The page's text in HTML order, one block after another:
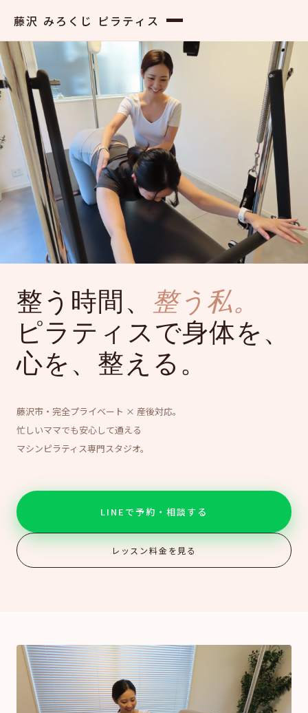
藤沢 みろくじ ピラティス
FUJISAWA MIROKUJI PILATES STUDIO
整う時間、 整う私。
ピラティスで身体を、
心を、整える。
藤沢市・完全プライベート × 産後対応。
忙しいママでも安心して通える
マシンピラティス専門スタジオ。
LINEで予約・相談する
レッスン料金を見る